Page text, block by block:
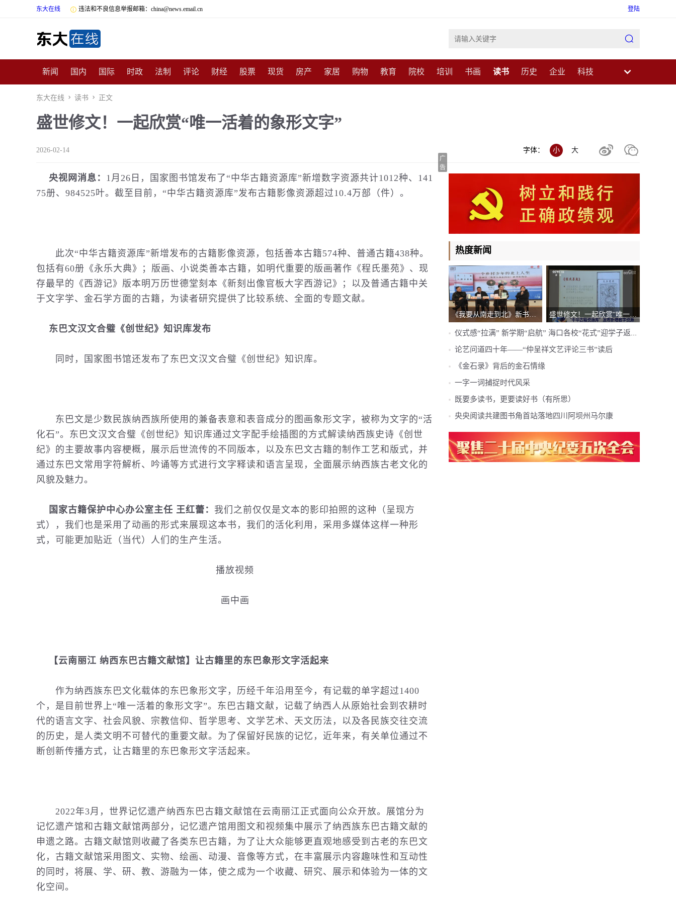
东大在线  违法和不良信息举报邮箱：china@news.email.cn 登陆

新闻 国内 国际 时政 法制 评论 财经 股票 现货 房产 家居 购物 教育 院校 培训 书画 读书 历史 企业 科技
数码 民俗 招商
非遗 公益 娱乐 游戏 影视 明星 时尚 体育 互联网 手机 高考
东大在线  读书  正文
盛世修文！一起欣赏“唯一活着的象形文字”
2026-02-14 

字体： 小 大
央视网消息： 1月26日，国家图书馆发布了“中华古籍资源库”新增数字资源共计1012种、141
75册、984525叶。截至目前，“中华古籍资源库”发布古籍影像资源超过10.4万部（件）。
此次“中华古籍资源库”新增发布的古籍影像资源，包括善本古籍574种、普通古籍438种。
包括有60册《永乐大典》；版画、小说类善本古籍，如明代重要的版画著作《程氏墨苑》、现
存最早的《西游记》版本明万历世德堂刻本《新刻出像官板大字西游记》；以及普通古籍中关
于文字学、金石学方面的古籍，为读者研究提供了比较系统、全面的专题文献。
东巴文汉文合璧《创世纪》知识库发布
同时，国家图书馆还发布了东巴文汉文合璧《创世纪》知识库。
东巴文是少数民族纳西族所使用的兼备表意和表音成分的图画象形文字，被称为文字的“活
化石”。东巴文汉文合璧《创世纪》知识库通过文字配手绘插图的方式解读纳西族史诗《创世
纪》的主要故事内容梗概，展示后世流传的不同版本，以及东巴文古籍的制作工艺和版式，并
通过东巴文常用字符解析、吟诵等方式进行文字释读和语言呈现，全面展示纳西族古老文化的
风貌及魅力。
国家古籍保护中心办公室主任 王红蕾： 我们之前仅仅是文本的影印拍照的这种（呈现方
式），我们也是采用了动画的形式来展现这本书，我们的活化利用，采用多媒体这样一种形
式，可能更加贴近（当代）人们的生产生活。
播放视频
画中画
【云南丽江 纳西东巴古籍文献馆】让古籍里的东巴象形文字活起来
作为纳西族东巴文化载体的东巴象形文字，历经千年沿用至今，有记载的单字超过1400
个，是目前世界上“唯一活着的象形文字”。东巴古籍文献，记载了纳西人从原始社会到农耕时
代的语言文字、社会风貌、宗教信仰、哲学思考、文学艺术、天文历法，以及各民族交往交流
的历史 ，是人类文明不可替代的重要文献。为了保留好民族的记忆，近年来，有关单位通过不
断创新传播方式，让古籍里的东巴象形文字活起来。
2022年3月，世界记忆遗产纳西东巴古籍文献馆在云南丽江正式面向公众开放。展馆分为
记忆遗产馆和古籍文献馆两部分，记忆遗产馆用图文和视频集中展示了纳西族东巴古籍文献的
申遗之路。古籍文献馆则 收藏 了各类东巴古籍，为了让大众能够更直观地感受到古老的东巴文
化，古籍文献馆采用图文、实物、绘画、动漫、音像等方式，在丰富展示内容趣味性和互动性
的同时，将展、学、研、教、游融为一体，使之成为一个收藏、研究、展示和体验为一体的文
化空间。
广
告
热度新闻
《我要从南走到北》新书发
布会在京举办
盛世修文！一起欣赏“唯一活
着的象形文字”
仪式感“拉满” 新学期“启航” 海口各校“花式”迎学子返校
报到
论艺问道四十年——“仲呈祥文艺评论三书”读后
《金石录》背后的金石情缘
一字一词捕捉时代风采
既要多读书，更要读好书（有所思）
央央阅读共建图书角首站落地四川阿坝州马尔康